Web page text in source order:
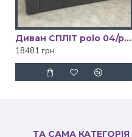
Диван СПЛІТ polo 04/polo 02 Київський Стандарт
18481 грн.
ТА САМА КАТЕГОРІЯ